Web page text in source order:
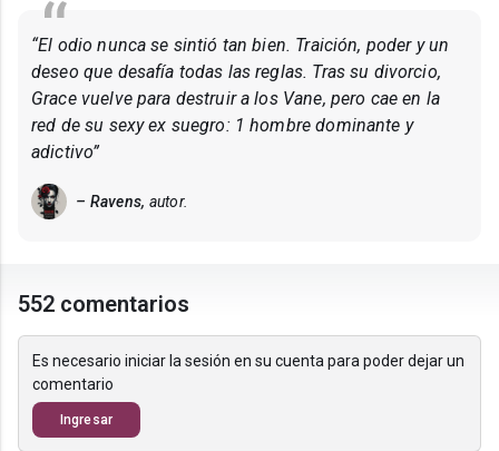
“El odio nunca se sintió tan bien. Traición, poder y un
deseo que desafía todas las reglas. Tras su divorcio,
Grace vuelve para destruir a los Vane, pero cae en la
red de su sexy ex suegro: 1 hombre dominante y
adictivo”
– Ravens, autor.
552 comentarios
Es necesario iniciar la sesión en su cuenta para poder dejar un
comentario
Ingresar